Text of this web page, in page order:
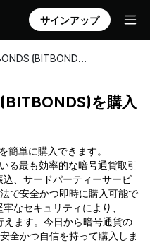
サインアップ
BITBONDS (BITBONDS) を安全に購入・保管
を購入
簡単に購入できます。
る最も効率的な暗号通貨取引
、サードパーティーサービ
で安全かつ即時に購入可能で
なセキュリティにより、
ます。今日から暗号通貨の
全かつ自信を持って購入しま